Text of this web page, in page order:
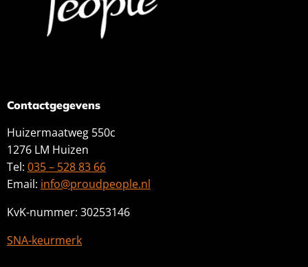
Contactgegevens
Huizermaatweg 550c
1276 LM Huizen
Tel: 035 – 528 83 66
Email: info@proudpeople.nl
KvK-nummer: 30253146
SNA-keurmerk